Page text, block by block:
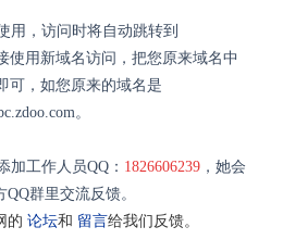
用，访问时将自动跳转到
使用新域名访问，把您原来域名中
可，如您原来的域名是
。
加工作人员QQ： 1826606239 ，她会
群里交流反馈。
的 论坛和 留言给我们反馈。